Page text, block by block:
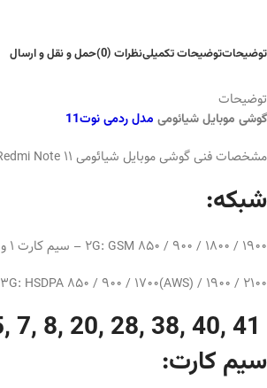
توضیحاتتوضیحات تکمیلینظرات (0) حمل و نقل و ارسال
توضیحات
گوشی موبایل شیائومی مدل ردمی نوت11
مشخصات فنی گوشی موبایل شیائومی Redmi Note 11
شبکه:
2G: GSM 850 / 900 / 1800 / 1900 – سیم کارت 1 و سیم کارت 2
3G: HSDPA 850 / 900 / 1700(AWS) / 1900 / 2100
سیم کارت: